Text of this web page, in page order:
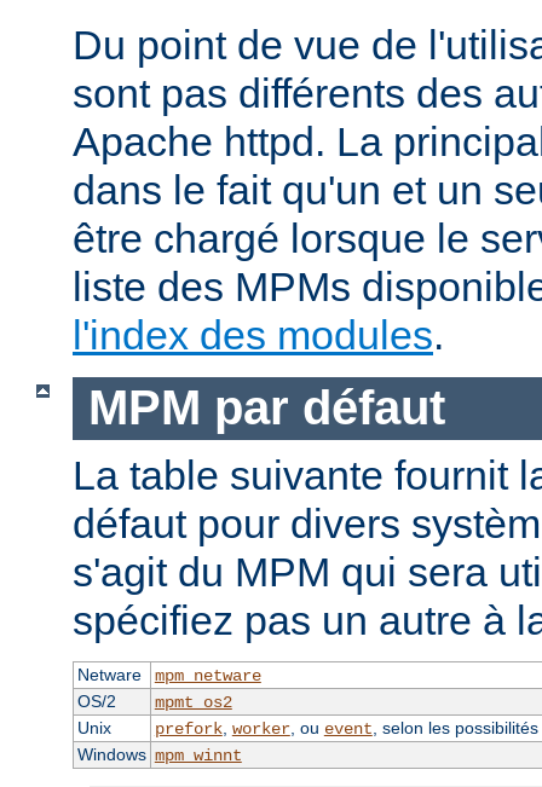
Du point de vue de
sont pas différents des
Apache httpd. La
dans le fait qu'un et un
être chargé lorsque le
liste des MPMs
l'index des modules.
MPM par défaut
La table suivante fournit
défaut pour divers
s'agit du MPM qui sera
spécifiez pas un autre à
Netware
mpm_netware
OS/2
mpmt_os2
Unix
prefork, worker, ou event , selon les
Windows mpm_winnt